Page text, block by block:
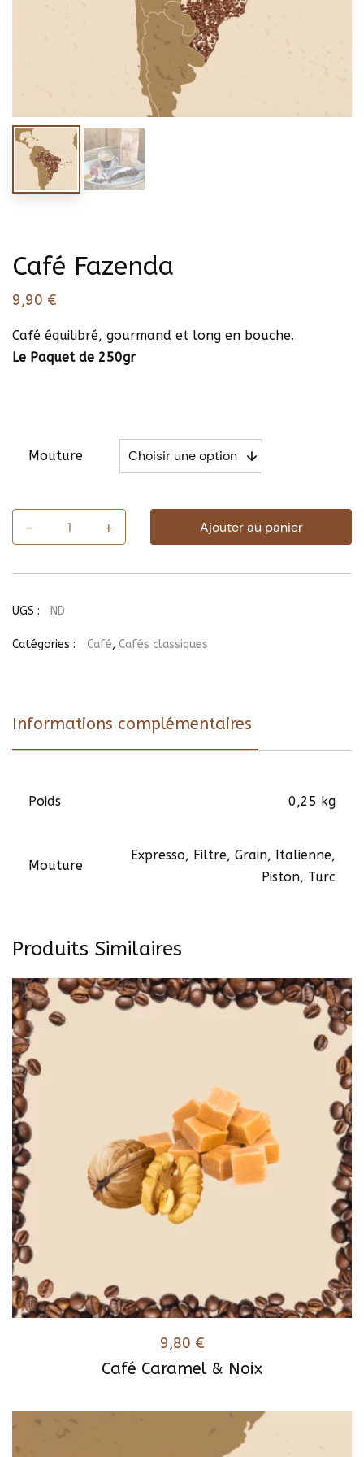
Café Fazenda
9,90 €
Café équilibré, gourmand et long en bouche.
Le Paquet de 250gr
Mouture
-
quantité
de
+ Ajouter au panier
UGS : ND
Catégories : Café, Cafés classiques
Informations complémentaires
Poids 0,25 kg
Mouture
Expresso, Filtre, Grain, Italienne,
Piston, Turc
Produits Similaires
Café Caramel & Noix
9,80 €
produit